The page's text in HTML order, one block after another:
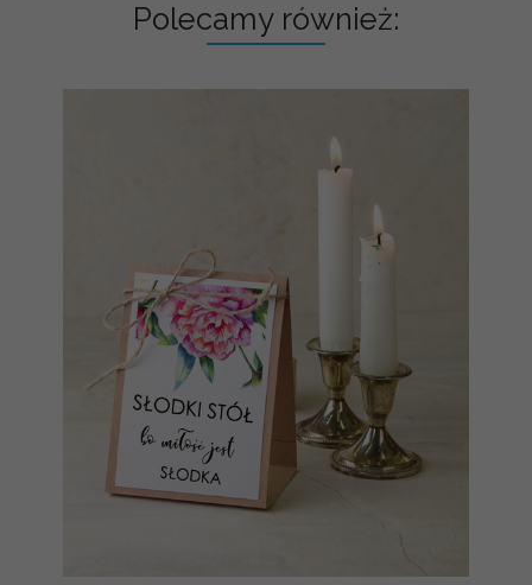
Polecamy również: